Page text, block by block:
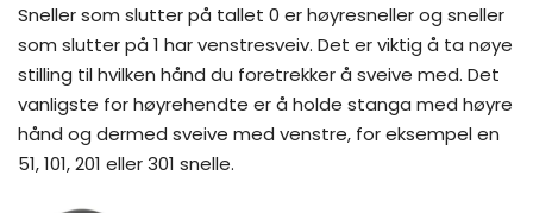
Sneller som slutter på tallet 0 er høyresneller og sneller
som slutter på 1 har venstresveiv. Det er viktig å ta nøye
stilling til hvilken hånd du foretrekker å sveive med. Det
vanligste for høyrehendte er å holde stanga med høyre
hånd og dermed sveive med venstre, for eksempel en
51, 101, 201 eller 301 snelle.